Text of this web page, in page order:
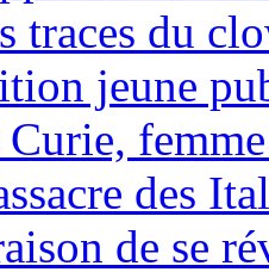
traces du
jeune
des
de se